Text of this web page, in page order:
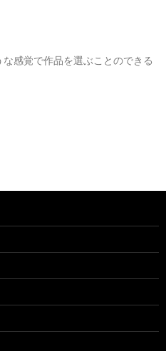
感覚で作品を選ぶことのできる